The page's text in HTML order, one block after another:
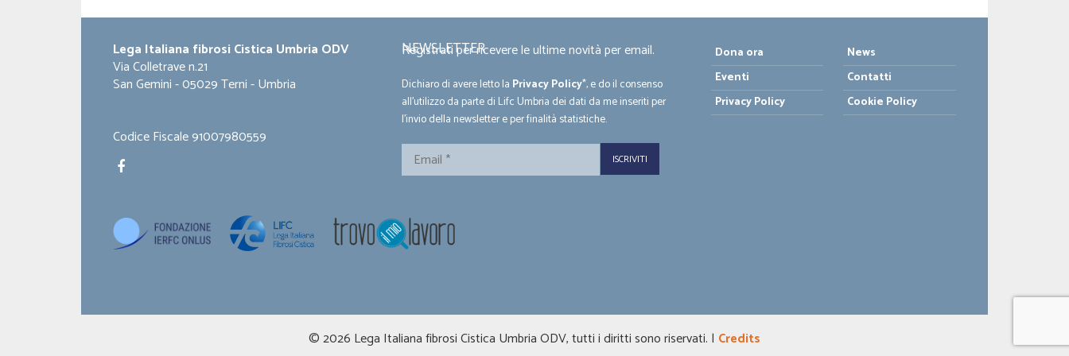
Lega Italiana fibrosi Cistica Umbria ODV
Via Colletrave n.21
San Gemini - 05029 Terni - Umbria
Codice Fiscale 91007980559
NEWSLETTER
Registrati per ricevere le ultime novità per email.
Dichiaro di avere letto la Privacy Policy*, e do il consenso
all'utilizzo da parte di Lifc Umbria dei dati da me inseriti per
l'invio della newsletter e per finalità statistiche.
Email
Dona ora
News
Eventi
Contatti
Privacy Policy
Cookie Policy
© 2026 Lega Italiana fibrosi Cistica Umbria ODV, tutti i diritti sono riservati. | Credits